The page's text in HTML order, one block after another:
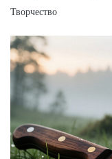
Творчество